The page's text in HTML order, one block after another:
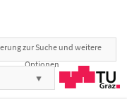
zur Suche und weitere
Optionen